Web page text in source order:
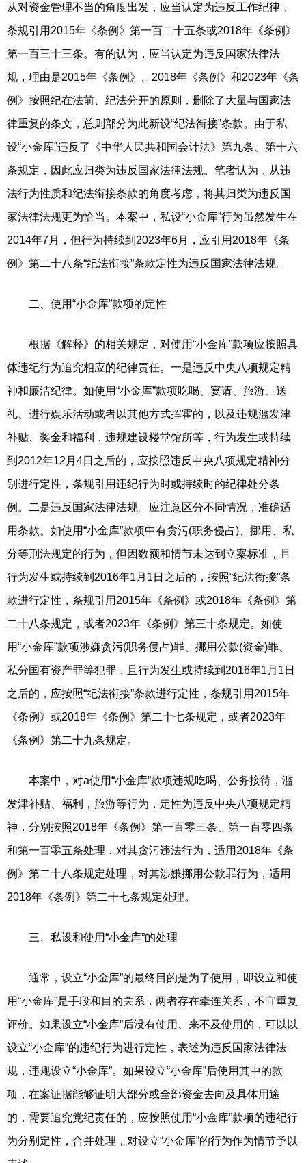
从对资金管理不当的角度出发，应当认定为违反工作纪律，
条规引用2015年《条例》第一百二十五条或2018年《条例》
第一百三十三条。有的认为，应当认定为违反国家法律法
规，理由是2015年《条例》、2018年《条例》和2023年《条
例》按照纪在法前、纪法分开的原则，删除了大量与国家法
律重复的条文，总则部分为此新设“纪法衔接”条款。由于私
设“小金库”违反了《中华人民共和国会计法》第九条、第十六
条规定，因此应归类为违反国家法律法规。笔者认为，从违
法行为性质和纪法衔接条款的角度考虑，将其归类为违反国
家法律法规更为恰当。本案中，私设“小金库”行为虽然发生在
2014年7月，但行为持续到2023年6月，应引用2018年《条
例》第二十八条“纪法衔接”条款定性为违反国家法律法规。
二、使用“小金库”款项的定性
根据《解释》的相关规定，对使用“小金库”款项应按照具
体违纪行为追究相应的纪律责任。一是违反中央八项规定精
神和廉洁纪律。如使用“小金库”款项吃喝、宴请、旅游、送
礼、进行娱乐活动或者以其他方式挥霍的，以及违规滥发津
补贴、奖金和福利，违规建设楼堂馆所等，行为发生或持续
到2012年12月4日之后的，应按照违反中央八项规定精神分
别进行定性，条规引用违纪行为时或持续时的纪律处分条
例。二是违反国家法律法规。应注意区分不同情况，准确适
用条款。如使用“小金库”款项中有贪污(职务侵占)、挪用、私
分等刑法规定的行为，但因数额和情节未达到立案标准，且
行为发生或持续到2016年1月1日之后的，按照“纪法衔接”条
款进行定性，条规引用2015年《条例》或2018年《条例》第
二十八条规定，或者2023年《条例》第三十条规定。如使
用“小金库”款项涉嫌贪污(职务侵占)罪、挪用公款(资金)罪、
私分国有资产罪等犯罪，且行为发生或持续到2016年1月1日
之后的，应按照“纪法衔接”条款进行定性，条规引用2015年
《条例》或2018年《条例》第二十七条规定，或者2023年
《条例》第二十九条规定。
本案中，对a使用“小金库”款项违规吃喝、公务接待，滥
发津补贴、福利，旅游等行为，定性为违反中央八项规定精
神，分别按照2018年《条例》第一百零三条、第一百零四条
和第一百零五条处理，对其贪污违法行为，适用2018年《条
例》第二十八条规定处理，对其涉嫌挪用公款罪行为，适用
2018年《条例》第二十七条规定处理。
三、私设和使用“小金库”的处理
通常，设立“小金库”的最终目的是为了使用，即设立和使
用“小金库”是手段和目的关系，两者存在牵连关系，不宜重复
评价。如果设立“小金库”后没有使用、来不及使用的，可以以
设立“小金库”的违纪行为进行定性，表述为违反国家法律法
规，违规设立“小金库”。如果设立“小金库”后使用其中的款
项，在案证据能够证明大部分或全部资金去向及具体用途
的，需要追究党纪责任的，应按照使用“小金库”款项的违纪行
为分别定性，合并处理，对设立“小金库”的行为作为情节予以